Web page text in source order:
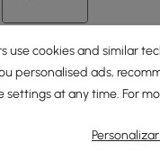
44
use cookies and similar
personalised ads,
settings at any time. For